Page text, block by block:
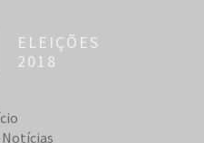
ELEIÇÕES
2018